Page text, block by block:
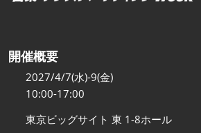
開催概要
2027/4/7(水)-9(金)
10:00-17:00
東京ビッグサイト 東 1-8ホール